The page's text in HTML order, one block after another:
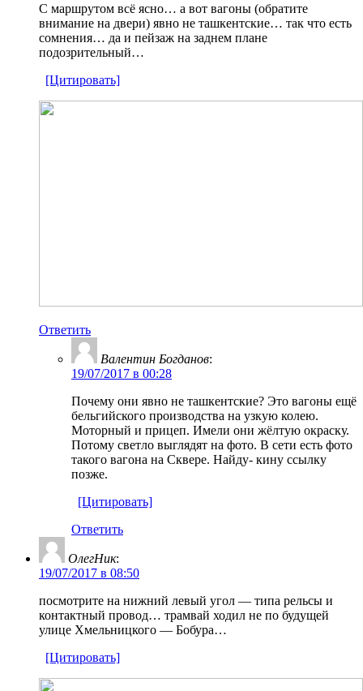
С маршрутом всё ясно… а вот вагоны (обратите
внимание на двери) явно не ташкентские… так что есть
сомнения… да и пейзаж на заднем плане
подозрительный…
[Цитировать]
Ответить
Валентин Богданов:
19/07/2017 в 00:28
Почему они явно не ташкентские? Это вагоны ещё
бельгийского производства на узкую колею.
Моторный и прицеп. Имели они жёлтую окраску.
Потому светло выглядят на фото. В сети есть фото
такого вагона на Сквере. Найду- кину ссылку
позже.
[Цитировать]
Ответить
ОлегНик:
19/07/2017 в 08:50
посмотрите на нижний левый угол — типа рельсы и
контактный провод… трамвай ходил не по будущей
улице Хмельницкого — Бобура…
[Цитировать]